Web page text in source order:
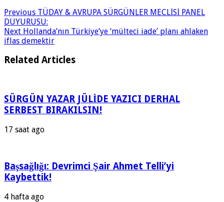
Previous TÜDAY & AVRUPA SÜRGÜNLER MECLİSİ PANEL
DUYURUSU:
Next Hollanda’nın Türkiye’ye ‘mülteci iade’ planı ahlaken
iflas demektir
Related Articles
SÜRGÜN YAZAR JÜLİDE YAZICI DERHAL
SERBEST BIRAKILSIN!
17 saat ago
Başsağlığı: Devrimci Şair Ahmet Telli’yi
Kaybettik!
4 hafta ago